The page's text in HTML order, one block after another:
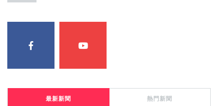
最新新聞 熱門新聞